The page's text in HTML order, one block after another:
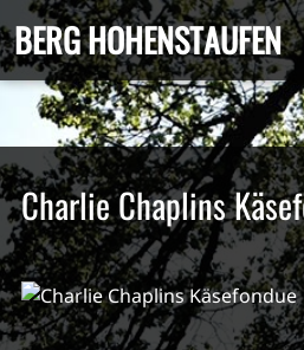
BERG HOHENSTAUFEN
Charlie Chaplins